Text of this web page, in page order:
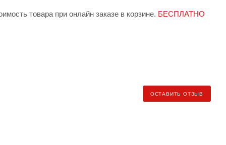
товара при онлайн заказе в корзине. БЕСПЛАТНО
(клиент самостоятельно заказывает и
ОСТАВИТЬ ОТЗЫВ